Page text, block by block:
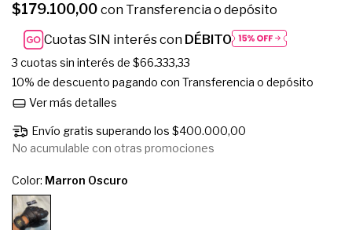
$179.100,00 con Transferencia o depósito
Cuotas SIN interés con DÉBITO
3 cuotas sin interés de $66.333,33
10% de descuento pagando con Transferencia o depósito
Ver más detalles
Envío gratis superando los$400.000,00
No acumulable con otras promociones
Color: Marron Oscuro